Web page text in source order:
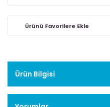
Ürün Bilgisi